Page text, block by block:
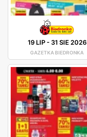
19 LIP- 31 SIE 2026
GAZETKA BIEDRONKA